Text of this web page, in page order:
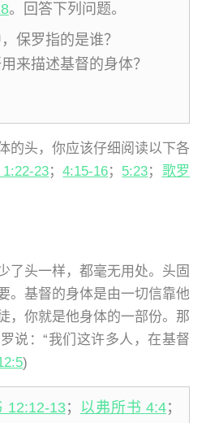
。回答下列问题。
保罗指的是谁？
来描述基督的身体？
的头，你应该仔细阅读以下各
23；4:15-16； 5:23； 歌罗
了头一样，都毫无用处。头固
。基督的身体是由一切信靠他
，你就是他身体的一部份。那
说：“我们这许多人，在基督
)
12:12-13； 以弗所书 4:4；